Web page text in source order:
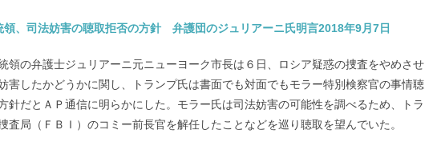
領、司法妨害の聴取拒否の方針 弁護団のジュリアーニ氏明言2018年9月7日
領の弁護士ジュリアーニ元ニューヨーク市長は６日、ロシア疑惑の捜査をやめさせ
害したかどうかに関し、トランプ氏は書面でも対面でもモラー特別検察官の事情聴
針だとＡＰ通信に明らかにした。モラー氏は司法妨害の可能性を調べるため、トラ
査局（ＦＢＩ）のコミー前長官を解任したことなどを巡り聴取を望んでいた。